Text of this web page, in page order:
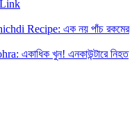
Recipe: এক নয় পাঁচ রকমের
একাধিক খুন! এনকাউন্টারে নিহত